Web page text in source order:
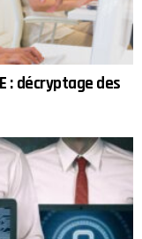
: décryptage des